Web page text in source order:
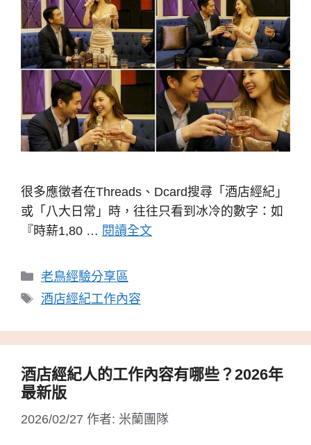
很多應徵者在Threads、Dcard搜尋「酒店經紀」
或「八大日常」時，往往只看到冰冷的數字：如
『時薪1,80 … 閱讀全文
分
類
老鳥經驗分享區
標
酒店經紀工作內容
酒店經紀人的工作內容有哪些？2026年
最新版
2026/02/27 作者: 米蘭團隊